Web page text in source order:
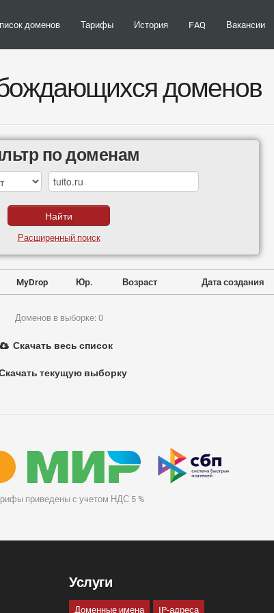
доменов Тарифы История FAQ Вакансии
доменов
по доменам
Расширенный поиск
MyDrop Юр. Возраст Дата создания
Доменов в выборке: 0
Скачать весь список
текущую выборку
приведены с учетом НДС 5 %
Услуги
Доменные имена IP-адреса